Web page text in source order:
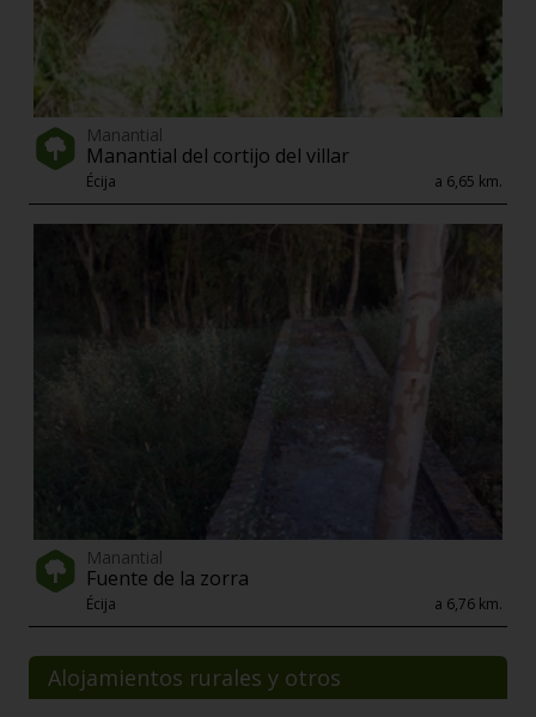
Manantial
Manantial del cortijo del villar
Écija a 6,65 km.
Manantial
Fuente de la zorra
Écija a 6,76 km.
Alojamientos rurales y otros